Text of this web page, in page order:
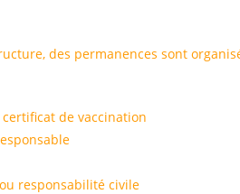
des permanences sont
de vaccination
responsabilité civile